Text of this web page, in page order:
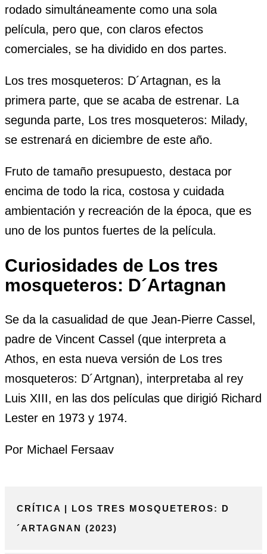
rodado simultáneamente como una sola
película, pero que, con claros efectos
comerciales, se ha dividido en dos partes.
Los tres mosqueteros: D´Artagnan, es la
primera parte, que se acaba de estrenar. La
segunda parte, Los tres mosqueteros: Milady,
se estrenará en diciembre de este año.
Fruto de tamaño presupuesto, destaca por
encima de todo la rica, costosa y cuidada
ambientación y recreación de la época, que es
uno de los puntos fuertes de la película.
Curiosidades de Los tres
mosqueteros: D´Artagnan
Se da la casualidad de que Jean-Pierre Cassel,
padre de Vincent Cassel (que interpreta a
Athos, en esta nueva versión de Los tres
mosqueteros: D´Artgnan), interpretaba al rey
Luis XIII, en las dos películas que dirigió Richard
Lester en 1973 y 1974.
Por Michael Fersaav
CRÍTICA | LOS TRES MOSQUETEROS: D
´ARTAGNAN (2023)